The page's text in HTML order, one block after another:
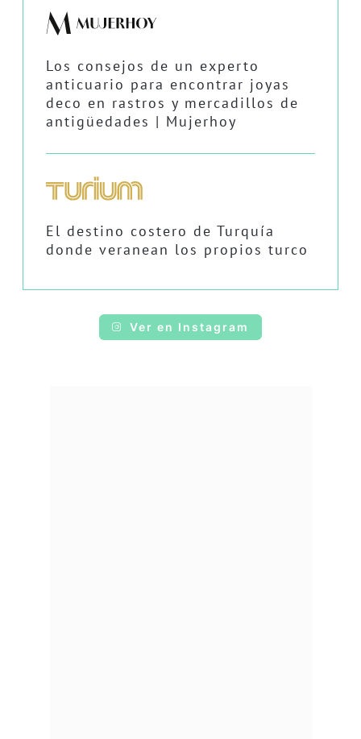
Los consejos de un experto
anticuario para encontrar joyas
deco en rastros y mercadillos de
antigüedades | Mujerhoy
El destino costero de Turquía
donde veranean los propios turco
Ver en Instagram